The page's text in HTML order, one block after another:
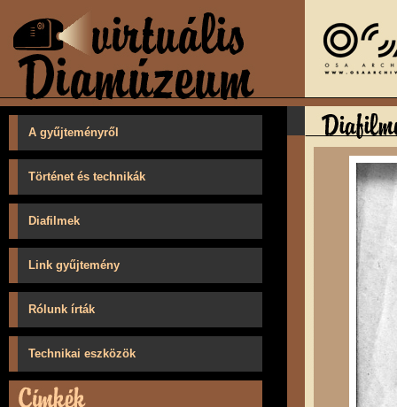
A gyűjteményről
Történet és technikák
Diafilmek
Link gyűjtemény
Rólunk írták
Technikai eszközök